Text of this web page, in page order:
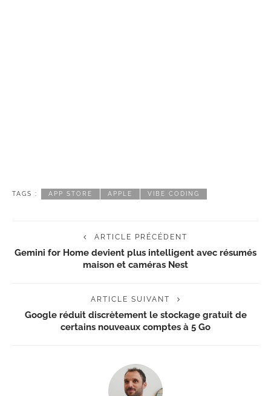
TAGS : APP STORE APPLE VIBE CODING
ARTICLE PRÉCÉDENT
Gemini for Home devient plus intelligent avec résumés
maison et caméras Nest
ARTICLE SUIVANT
Google réduit discrètement le stockage gratuit de
certains nouveaux comptes à 5 Go